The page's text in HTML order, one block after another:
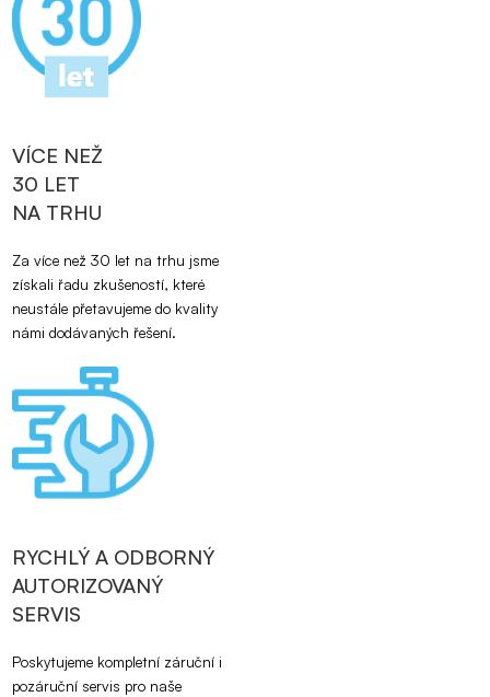
VÍCE NEŽ
30 LET
NA TRHU
Za více než 30 let na trhu jsme
získali řadu zkušeností, které
neustále přetavujeme do kvality
námi dodávaných řešení.
RYCHLÝ A ODBORNÝ
AUTORIZOVANÝ
SERVIS
Poskytujeme kompletní záruční i
pozáruční servis pro naše